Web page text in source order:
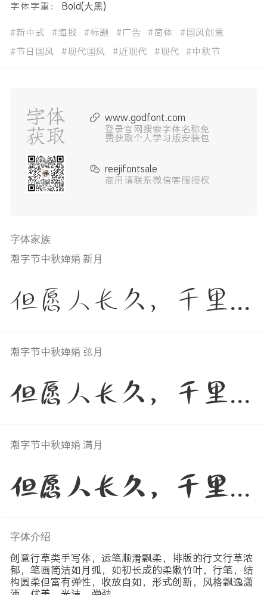
字体字重：
Bold(大黑)
#新中式 #海报 #标题 #广告 #简体
#国风创意
#节日国风
#现代国风 #近现代 #现代 #中秋节
www.godfont.com
登录官网搜索字体名称免
费获取个人学习版安装包
reejifontsale
商用请联系微信客服授权
字体家族
潮字节中秋婵娟 新月
但愿人长久，千里共婵娟
潮字节中秋婵娟 弦月
但愿人长久，千里共婵娟
潮字节中秋婵娟 满月
但愿人长久，千里共婵娟
字体介绍
创意行草类手写体，运笔顺滑飘柔，排版的行文行草浓
郁，笔画简洁如月弧，如初长成的柔嫩竹叶，行笔，结
构圆柔但富有弹性，收放自如，形式创新，风格飘逸潇